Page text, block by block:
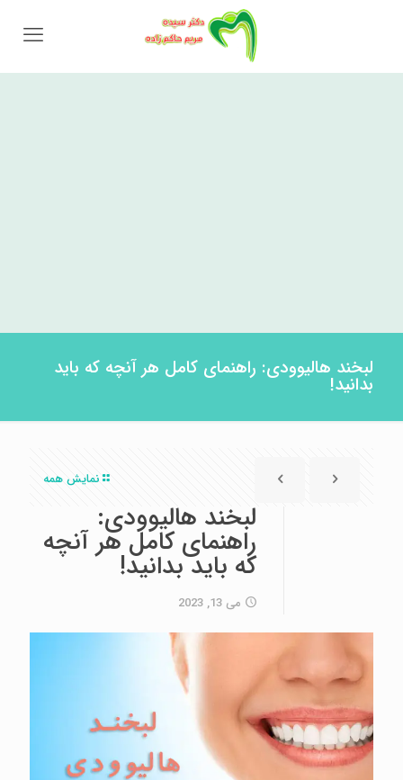
لبخند هالیوودی: راهنمای کامل هر آنچه که باید
بدانید!
نمایش همه
لبخند هالیوودی:
راهنمای کامل هر آنچه
که باید بدانید!
می 13, 2023